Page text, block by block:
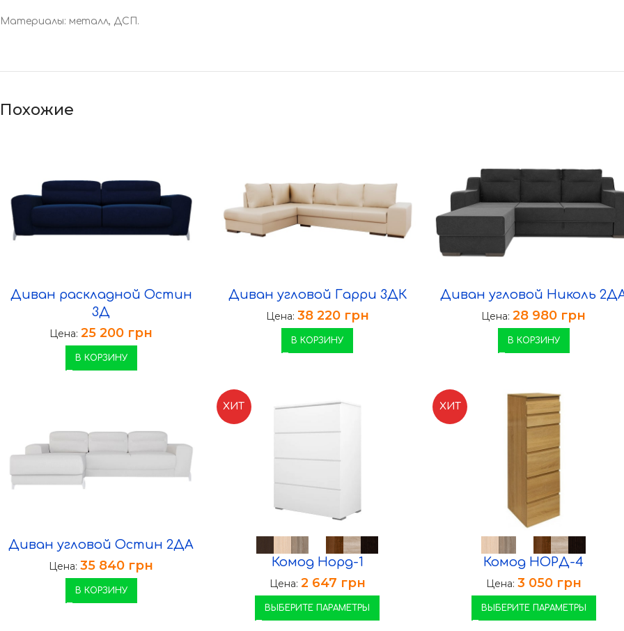
Материалы: металл, ДСП.
Похожие
Диван раскладной Остин
3Д
Цена:25 200 грн
В КОРЗИНУ
Диван угловой Гарри 3ДК
Цена: 38 220 грн
В КОРЗИНУ
Диван угловой Николь
Цена:28 980 грн
В КОРЗИНУ
Диван угловой Остин 2ДА
Цена:35 840 грн
В КОРЗИНУ
ХИТ
Комод Норд-1
Цена: 2 647 грн
ВЫБЕРИТЕ ПАРАМЕТРЫ
ХИТ
Комод НОРД-4
Цена: 3 050 грн
ВЫБЕРИТЕ ПАРАМЕТРЫ